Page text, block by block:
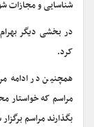
شناسایی و مجازات
در بخشی دیگر
کرد.
همچنین در ادامه‌
مراسم که خواستار
بگذارند مراسم